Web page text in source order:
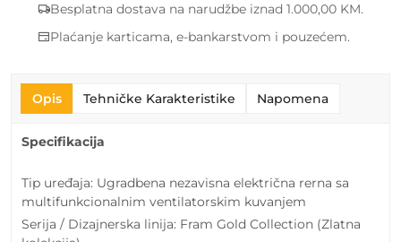
Besplatna dostava na narudžbe iznad 1.000,00 KM.
Plaćanje karticama, e-bankarstvom i pouzećem.
Opis Tehničke Karakteristike Napomena
Specifikacija
Tip uređaja: Ugradbena nezavisna električna rerna sa
multifunkcionalnim ventilatorskim kuvanjem
Serija / Dizajnerska linija: Fram Gold Collection (Zlatna